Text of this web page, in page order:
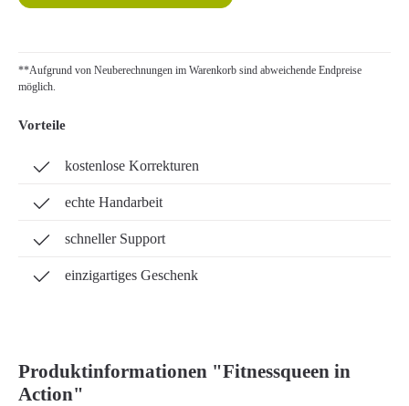
**Aufgrund von Neuberechnungen im Warenkorb sind abweichende Endpreise
möglich.
Vorteile
kostenlose Korrekturen
echte Handarbeit
schneller Support
einzigartiges Geschenk
Produktinformationen "Fitnessqueen in
Action"